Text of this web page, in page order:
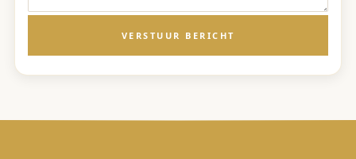
VERSTUUR BERICHT
SAK YANT En ligne